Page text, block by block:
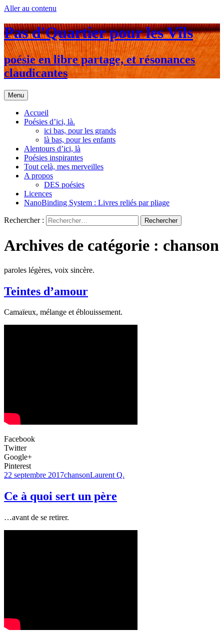
Aller au contenu
Pas d'Quartier pour les Vils
poésie en libre partage, et résonances
claudicantes
Menu
Accueil
Poésies d’ici, là.
ici bas, pour les grands
là bas, pour les enfants
Alentours d’ici, là
Poésies inspirantes
Tout celà, mes merveilles
A propos
DES poésies
Licences
NanoBinding System : Livres reliés par pliage
Rechercher :
Archives de catégorie : chanson
paroles légères, voix sincère.
Teintes d’amour
Camaïeux, mélange et éblouissement.
Facebook
Twitter
Google+
Pinterest
22 septembre 2017chansonLaurent Q.
Ce à quoi sert un père
…avant de se retirer.